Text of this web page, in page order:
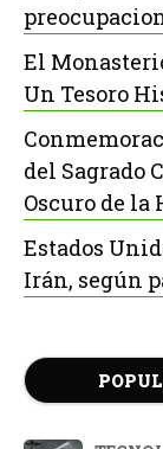
El
Un Tesoro
del Sagrado
Oscuro de
Estados
Irán, según